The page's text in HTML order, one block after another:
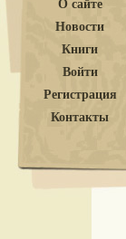
О сайте
Новости
Книги
Войти
Регистрация
Контакты